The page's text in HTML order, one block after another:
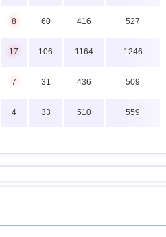
8 60 416 527
17 106 1164 1246
7 31 436 509
4 33 510 559